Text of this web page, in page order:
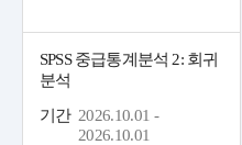
SPSS 중급통계분석 2: 회귀
분석
기간 2026.10.01 -
2026.10.01